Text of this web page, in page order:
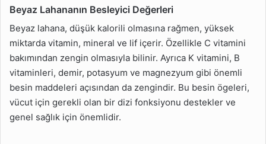
Beyaz Lahana Nasıl
Beyaz Lahana Nasıl
Temizlenir Ve Hazırlanır?
Beyaz Lahananın
Özellikleri Nelerdir?
Beyaz Lahana Nasıl
Saklanmalıdır?
Beyaz Lahananın Besleyici Değerleri
Beyaz lahana, düşük kalorili olmasına rağmen, yüksek
miktarda vitamin, mineral ve lif içerir. Özellikle C vitamini
bakımından zengin olmasıyla bilinir. Ayrıca K vitamini, B
vitaminleri, demir, potasyum ve magnezyum gibi önemli
besin maddeleri açısından da zengindir. Bu besin ögeleri,
vücut için gerekli olan bir dizi fonksiyonu destekler ve
genel sağlık için önemlidir.